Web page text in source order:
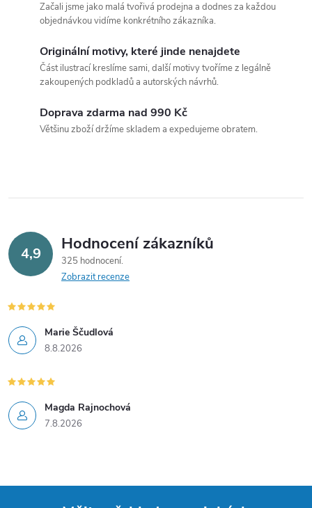
Začali jsme jako malá tvořivá prodejna a dodnes za každou
objednávkou vidíme konkrétního zákazníka.
Originální motivy, které jinde nenajdete
Část ilustrací kreslíme sami, další motivy tvoříme z legálně
zakoupených podkladů a autorských návrhů.
Doprava zdarma nad 990 Kč
Většinu zboží držíme skladem a expedujeme obratem.
4,9 Hodnocení zákazníků
325 hodnocení
Zobrazit recenze
Marie Ščudlová
8.8.2026
Magda Rajnochová
7.8.2026